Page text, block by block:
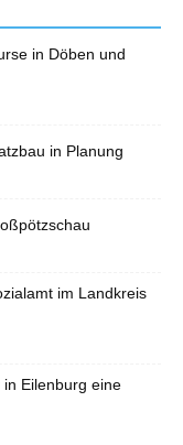
in Döben und
in Planung
im Landkreis
Eilenburg eine